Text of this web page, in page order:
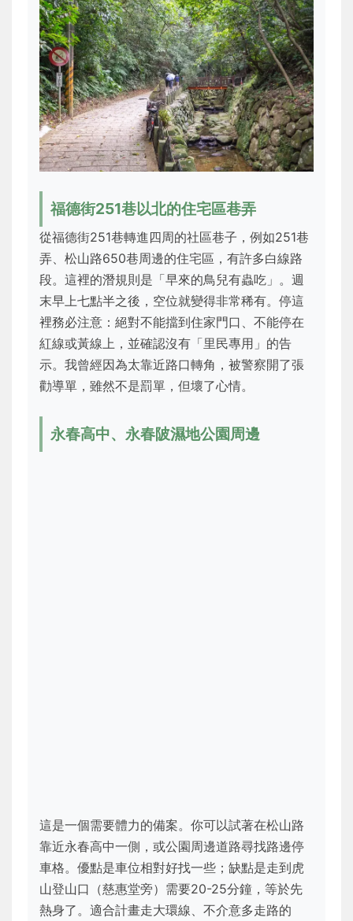
福德街251巷以北的住宅區巷弄
從福德街251巷轉進四周的社區巷子，例如251巷
弄、松山路650巷周邊的住宅區，有許多白線路
段。這裡的潛規則是「早來的鳥兒有蟲吃」。週
末早上七點半之後，空位就變得非常稀有。停這
裡務必注意：絕對不能擋到住家門口、不能停在
紅線或黃線上，並確認沒有「里民專用」的告
示。我曾經因為太靠近路口轉角，被警察開了張
勸導單，雖然不是罰單，但壞了心情。
永春高中、永春陂濕地公園周邊
這是一個需要體力的備案。你可以試著在松山路
靠近永春高中一側，或公園周邊道路尋找路邊停
車格。優點是車位相對好找一些；缺點是走到虎
山登山口（慈惠堂旁）需要20-25分鐘，等於先
熱身了。適合計畫走大環線、不介意多走路的